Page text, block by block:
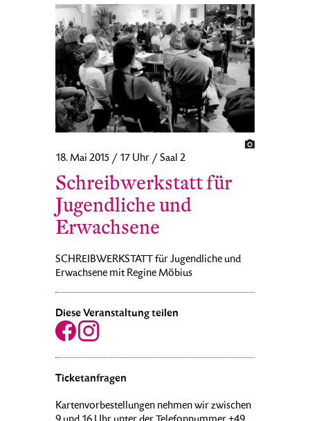
18. Mai 2015 / 17 Uhr / Saal 2
Schreibwerkstatt für
Jugendliche und
Erwachsene
SCHREIBWERKSTATT für Jugendliche und
Erwachsene mit Regine Möbius
Diese Veranstaltung teilen
Ticketanfragen
Kartenvorbestellungen nehmen wir zwischen